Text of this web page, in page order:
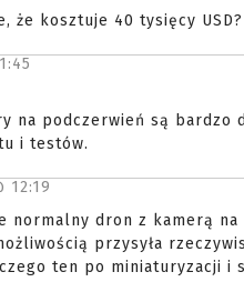
że kosztuje 40 tysięcy USD?
na podczerwień są bardzo
i testów.
12:19
normalny dron z kamerą na
przysyła
ten po miniaturyzacji i